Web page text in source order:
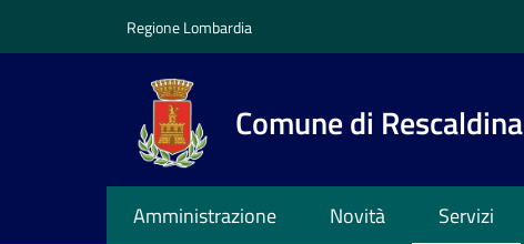
Regione Lombardia
Comune di Rescaldina
Amministrazione Novità Servizi